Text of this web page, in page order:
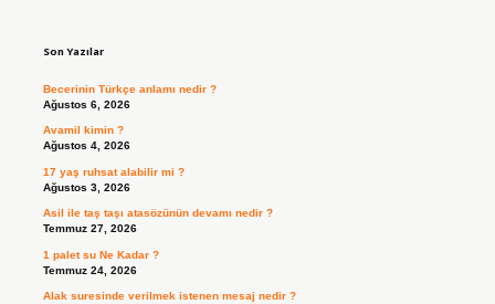
Son Yazılar
Becerinin Türkçe anlamı nedir ?
Ağustos 6, 2026
Avamil kimin ?
Ağustos 4, 2026
17 yaş ruhsat alabilir mi ?
Ağustos 3, 2026
Asil ile taş taşı atasözünün devamı nedir ?
Temmuz 27, 2026
1 palet su Ne Kadar ?
Temmuz 24, 2026
Alak suresinde verilmek istenen mesaj nedir ?